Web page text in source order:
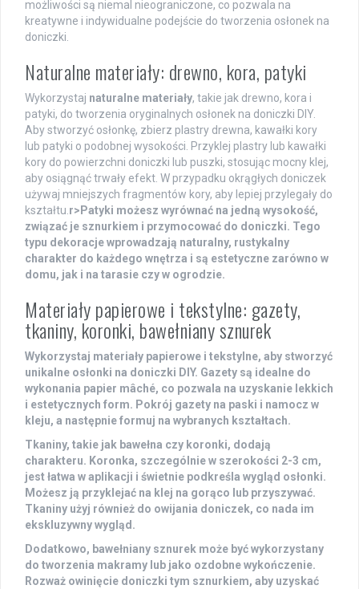
możliwości są niemal nieograniczone, co pozwala na
kreatywne i indywidualne podejście do tworzenia osłonek na
doniczki.
Naturalne materiały: drewno, kora, patyki
Wykorzystaj naturalne materiały, takie jak drewno, kora i
patyki, do tworzenia oryginalnych osłonek na doniczki DIY.
Aby stworzyć osłonkę, zbierz plastry drewna, kawałki kory
lub patyki o podobnej wysokości. Przyklej plastry lub kawałki
kory do powierzchni doniczki lub puszki, stosując mocny klej,
aby osiągnąć trwały efekt. W przypadku okrągłych doniczek
używaj mniejszych fragmentów kory, aby lepiej przylegały do
kształtu. r>Patyki możesz wyrównać na jedną wysokość,
związać je sznurkiem i przymocować do doniczki. Tego
typu dekoracje wprowadzają naturalny, rustykalny
charakter do każdego wnętrza i są estetyczne zarówno w
domu, jak i na tarasie czy w ogrodzie.
Materiały papierowe i tekstylne: gazety,
tkaniny, koronki, bawełniany sznurek
Wykorzystaj materiały papierowe i tekstylne, aby stworzyć
unikalne osłonki na doniczki DIY. Gazety są idealne do
wykonania papier mâché, co pozwala na uzyskanie lekkich
i estetycznych form. Pokrój gazety na paski i namocz w
kleju, a następnie formuj na wybranych kształtach.
Tkaniny, takie jak bawełna czy koronki, dodają
charakteru. Koronka, szczególnie w szerokości 2-3 cm,
jest łatwa w aplikacji i świetnie podkreśla wygląd osłonki.
Możesz ją przyklejać na klej na gorąco lub przyszywać.
Tkaniny użyj również do owijania doniczek, co nada im
ekskluzywny wygląd.
Dodatkowo, bawełniany sznurek może być wykorzystany
do tworzenia makramy lub jako ozdobne wykończenie.
Rozważ owinięcie doniczki tym sznurkiem, aby uzyskać